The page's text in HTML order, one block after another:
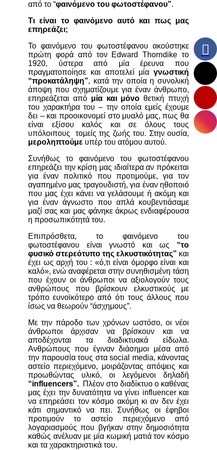
από το “φαινόμενο του φωτοστέφανου”.
Τι είναι το φαινόμενο αυτό και πως μας
επηρεάζει;
Το φαινόμενο του φωτοστέφανου ακούστηκε
πρώτη φορά από τον Edward Thorndike το
1920, ύστερα από μία έρευνα που
πραγματοποίησε και αποτελεί μία γνωστική
“προκατάληψη”, κατά την οποία η συνολική
άποψη που σχηματίζουμε για έναν άνθρωπο,
επηρεάζεται από μία και μόνο θετική πτυχή
του χαρακτήρα του – την οποία εμείς έχουμε
δει – και προοικονομεί στο μυαλό μας, πως θα
είναι εξίσου καλός και σε όλους τους
υπόλοιπους τομείς της ζωής του. Στην ουσία,
μεροληπτούμε υπέρ του ατόμου αυτού.
Συνήθως το φαινόμενο του φωτοστέφανου
επηρεάζει την κρίση μας ιδιαίτερα αν πρόκειται
για έναν πολιτικό που προτιμούμε, για τον
αγαπημένο μας τραγουδιστή, για έναν ηθοποιό
που μας έχει κάνει να γελάσουμε ή ακόμη και
για έναν άγνωστο που απλά κουβεντιάσαμε
μαζί σας και μας φάνηκε άκρως ενδιαφέρουσα
η προσωπικότητά του.
Επιπρόσθετα, το φαινόμενο του
φωτοστέφανου είναι γνωστό και ως “το
φυσικό στερεότυπο της ελκυστικότητας” και
έχει ως αρχή του : «ό,τι είναι όμορφο είναι και
καλό», ενώ αναφέρεται στην συνηθισμένη τάση
που έχουν οι άνθρωποι να αξιολογούν τους
ανθρώπους που βρίσκουν ελκυστικούς με
τρόπο ευνοϊκότερο από ότι τους άλλους που
ίσως να θεωρούν “άσχημους”.
Με την πάροδο των χρόνων ωστόσο, οι νέοι
άνθρωποι άρχισαν να βρίσκουν και να
αποδέχονται τα διαδικτυακά είδωλα.
Ανθρώπους που έγιναν διάσημοι μέσα από
την παρουσία τους στα social media, κάνοντας
αστείο περιεχόμενο, μοιράζοντας απόψεις και
προωθώντας υλικό, οι λεγόμενοι δηλαδή
“influencers”. Πλέον στο διαδίκτυο ο καθένας
μας έχει την δυνατότητα να γίνει influencer και
να επηρεάσει τον κόσμο ακόμη κι αν δεν έχει
κάτι σημαντικό να πει. Συνήθως οι έφηβοι
προτιμούν το αστείο περιεχόμενο από
λογαριασμούς που βγήκαν στην δημοσιότητα
καθώς ανέλυαν με μία κωμική ματιά τον κόσμο
και τα χαρακτηριστικά του.